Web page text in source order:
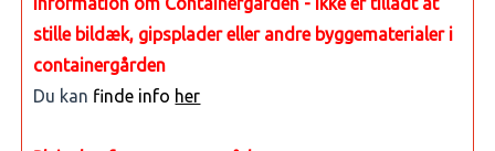
stille bildæk, gipsplader eller andre byggematerialer i
containergården
Du kan finde info her